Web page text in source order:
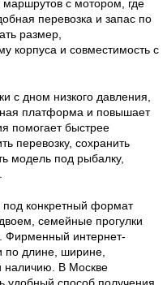
с мотором, где
перевозка и запас по
размер,
корпуса и совместимость с
с дном низкого давления,
платформа и повышает
помогает быстрее
перевозку, сохранить
модель под рыбалку,
конкретный формат
семейные прогулки
Фирменный интернет-
по длине, ширине,
наличию. В Москве